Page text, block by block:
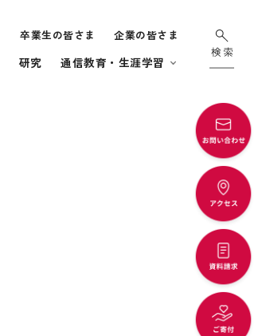
卒業生の皆さま 企業の皆さま
研究 通信教育・生涯学習